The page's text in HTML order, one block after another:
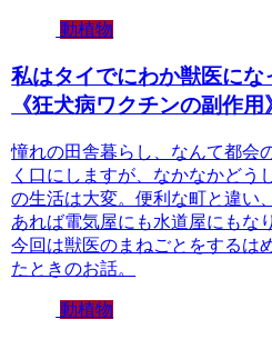
動植物
私はタイでにわか獣医にな
《狂犬病ワクチンの副作用
憧れの田舎暮らし、なんて都会
く口にしますが、なかなかどう
の生活は大変。便利な町と違い
あれば電気屋にも水道屋にもな
今回は獣医のまねごとをするは
たときのお話。
動植物